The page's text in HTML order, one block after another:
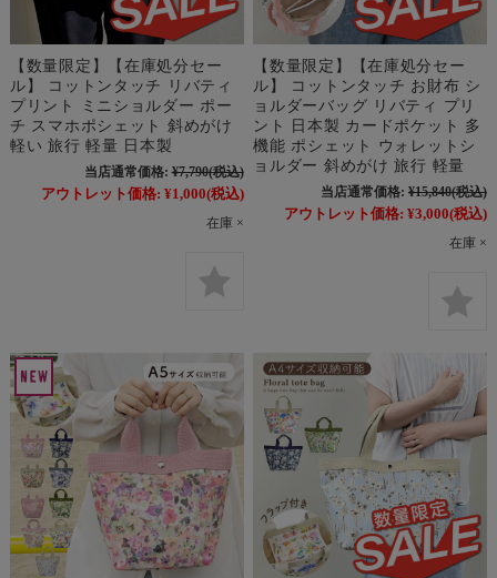
【数量限定】【在庫処分セー
ル】 コットンタッチ リバティ
プリント ミニショルダー ポー
チ スマホポシェット 斜めがけ
軽い 旅行 軽量 日本製
当店通常価格: ¥7,790(税込)
アウトレット価格: ¥1,000(税込)
在庫 ×
【数量限定】【在庫処分セー
ル】 コットンタッチ お財布 シ
ョルダーバッグ リバティ プリ
ント 日本製 カードポケット 多
機能 ポシェット ウォレットシ
ョルダー 斜めがけ 旅行 軽量
当店通常価格: ¥15,840(税込)
アウトレット価格: ¥3,000(税込)
在庫 ×